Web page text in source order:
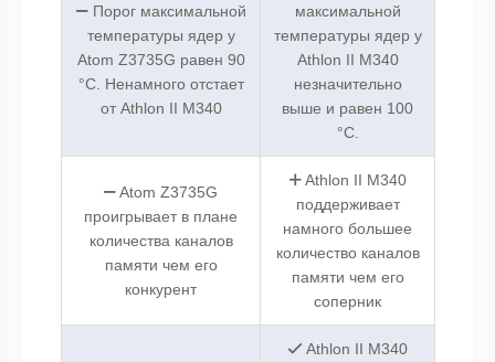
Порог максимальной
температуры ядер у
Atom Z3735G равен 90
°C. Ненамного отстает
от Athlon II M340
максимальной
температуры ядер у
Athlon II M340
незначительно
выше и равен 100
°C.
Atom Z3735G
проигрывает в плане
количества каналов
памяти чем его
конкурент
Athlon II M340
поддерживает
намного большее
количество каналов
памяти чем его
соперник
Athlon II M340